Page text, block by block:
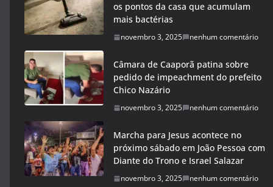
os pontos da casa que acumulam
mais bactérias
novembro 3, 2025 nenhum comentário
Câmara de Caaporã patina sobre
pedido de impeachment do prefeito
Chico Nazário
novembro 3, 2025 nenhum comentário
Marcha para Jesus acontece no
próximo sábado em João Pessoa com
Diante do Trono e Israel Salazar
novembro 3, 2025 nenhum comentário